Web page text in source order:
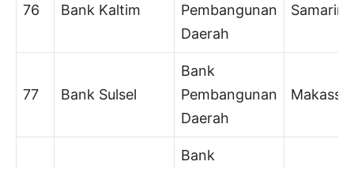
76 Bank Kaltim
Pembangunan
Daerah
77 Bank Sulsel
Bank
Pembangunan
Daerah
Makassar
Bank